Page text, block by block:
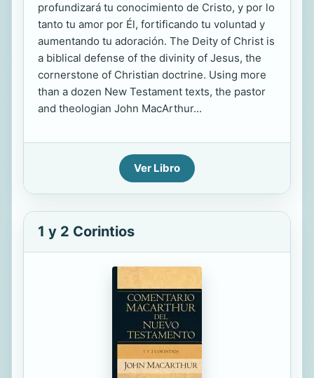
profundizará tu conocimiento de Cristo, y por lo
tanto tu amor por Él, fortificando tu voluntad y
aumentando tu adoración. The Deity of Christ is
a biblical defense of the divinity of Jesus, the
cornerstone of Christian doctrine. Using more
than a dozen New Testament texts, the pastor
and theologian John MacArthur...
Ver Libro
1 y 2 Corintios